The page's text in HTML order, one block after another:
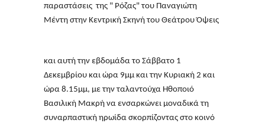
παραστάσεις της " Ρόζας" του Παναγιώτη
Μέντη στην Κεντρική Σκηνή του Θεάτρου Όψεις
και αυτή την εβδομάδα το Σάββατο 1
Δεκεμβρίου και ώρα 9μμ και την Κυριακή 2 και
ώρα 8.15μμ, με την ταλαντούχα Ηθοποιό
Βασιλική Μακρή να ενσαρκώνει μοναδικά τη
συναρπαστική ηρωίδα σκορπίζοντας στο κοινό